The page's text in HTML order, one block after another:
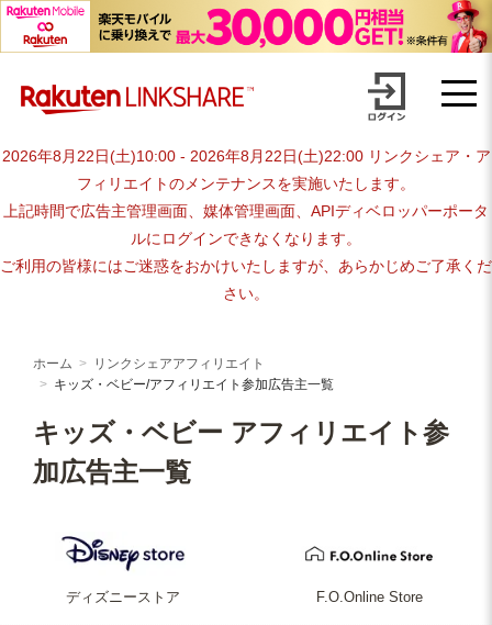
【1円からお支払い可能】アフィリエイトならリンクシェア・ジャパ
2026年8月22日(土)10:00 - 2026年8月22日(土)22:00 リンクシェア・ア
フィリエイトのメンテナンスを実施いたします。
上記時間で広告主管理画面、媒体管理画面、APIディベロッパーポータ
ルにログインできなくなります。
ご利用の皆様にはご迷惑をおかけいたしますが、あらかじめご了承くだ
さい。
ホーム
リンクシェアアフィリエイト
キッズ・ベビー/アフィリエイト参加広告主一覧
キッズ・ベビー アフィリエイト参
加広告主一覧
ディズニーストア F.O.Online Store